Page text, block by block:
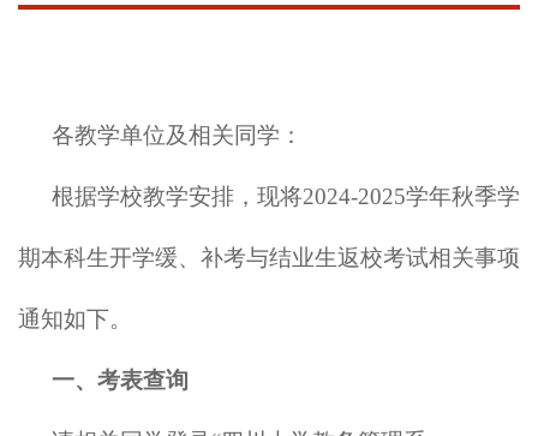
各教学单位及相关同学：
根据学校教学安排，现将2024-2025学年秋季学
期本科生开学缓、补考与结业生返校考试相关事项
通知如下。
一、考表查询